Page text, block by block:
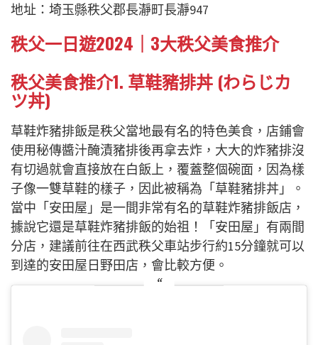
地址：埼玉縣秩父郡長瀞町長瀞947
秩父一日遊2024｜3大秩父美食推介
秩父美食推介1. 草鞋豬排丼 (わらじカ
ツ丼)
草鞋炸豬排飯是秩父當地最有名的特色美食，店鋪會
使用秘傳醬汁醃漬豬排後再拿去炸，大大的炸豬排沒
有切過就會直接放在白飯上，覆蓋整個碗面，因為樣
子像一雙草鞋的樣子，因此被稱為「草鞋豬排丼」。
當中「安田屋」是一間非常有名的草鞋炸豬排飯店，
據說它還是草鞋炸豬排飯的始祖！「安田屋」有兩間
分店，建議前往在西武秩父車站步行約15分鐘就可以
到達的安田屋日野田店，會比較方便。